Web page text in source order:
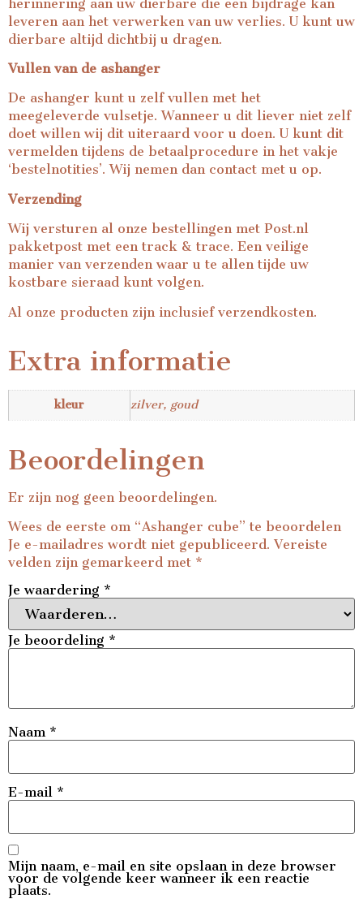
herinnering aan uw dierbare die een bijdrage kan
leveren aan het verwerken van uw verlies. U kunt uw
dierbare altijd dichtbij u dragen.
Vullen van de ashanger
De ashanger kunt u zelf vullen met het
meegeleverde vulsetje. Wanneer u dit liever niet zelf
doet willen wij dit uiteraard voor u doen. U kunt dit
vermelden tijdens de betaalprocedure in het vakje
‘bestelnotities’. Wij nemen dan contact met u op.
Verzending
Wij versturen al onze bestellingen met Post.nl
pakketpost met een track & trace. Een veilige
manier van verzenden waar u te allen tijde uw
kostbare sieraad kunt volgen.
Al onze producten zijn inclusief verzendkosten.
Extra informatie
kleur zilver, goud
Beoordelingen
Er zijn nog geen beoordelingen.
Wees de eerste om “Ashanger cube” te beoordelen
Je e-mailadres wordt niet gepubliceerd. Vereiste
velden zijn gemarkeerd met *
Je waardering *
Je beoordeling *
Naam *
E-mail *
Mijn naam, e-mail en site opslaan in deze browser
voor de volgende keer wanneer ik een reactie
plaats.